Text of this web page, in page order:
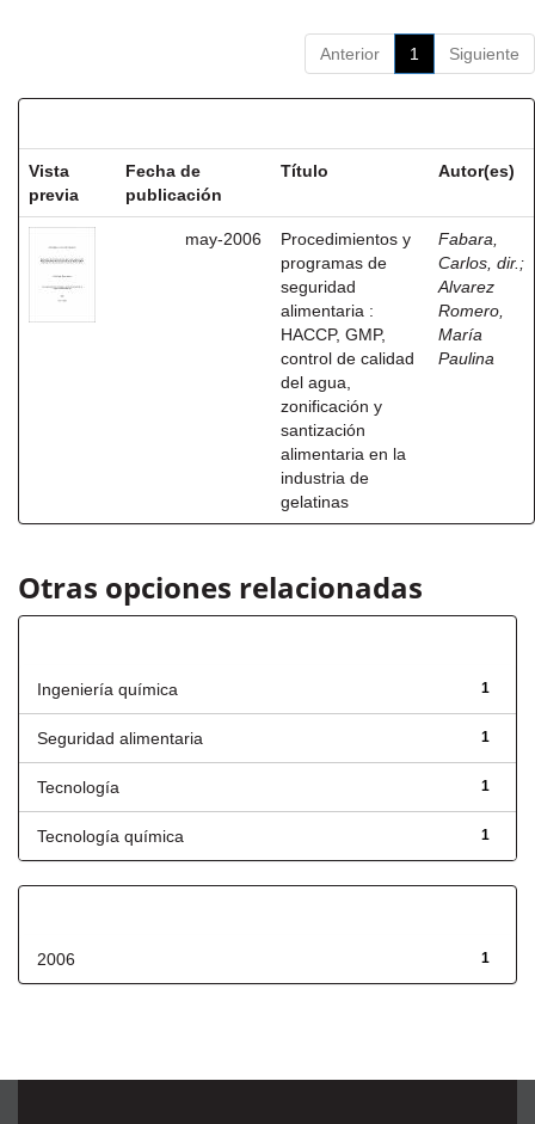
Anterior 1 Siguiente
Vista
previa
Fecha de
publicación
Título Autor(es)
may-2006
Procedimientos y
programas de
seguridad
alimentaria :
HACCP, GMP,
control de calidad
del agua,
zonificación y
santización
alimentaria en la
industria de
gelatinas
Fabara,
Carlos, dir. ;
Alvarez
Romero,
María
Paulina
Otras opciones relacionadas
1
Ingeniería química
1
Seguridad alimentaria
1
Tecnología
1
Tecnología química
1
2006